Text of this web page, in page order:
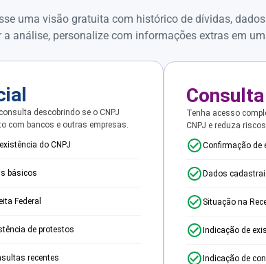
uma visão gratuita com histórico de dívidas,
a análise, personalize com informações extras em
descobrindo se o CNPJ
com bancos e outras empresas.
do CNPJ
básicos
Federal
de protestos
recentes
Tenha acesso
CNPJ e reduza
Confirmação de
Dados
Situação na
Indicação de
Indicação de